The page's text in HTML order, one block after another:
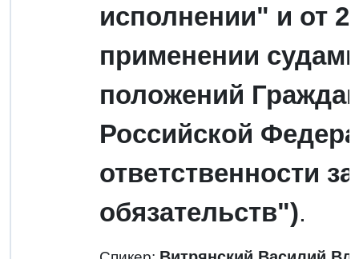
исполнении" и от
применении
положений
Российской
ответственности
обязательств").